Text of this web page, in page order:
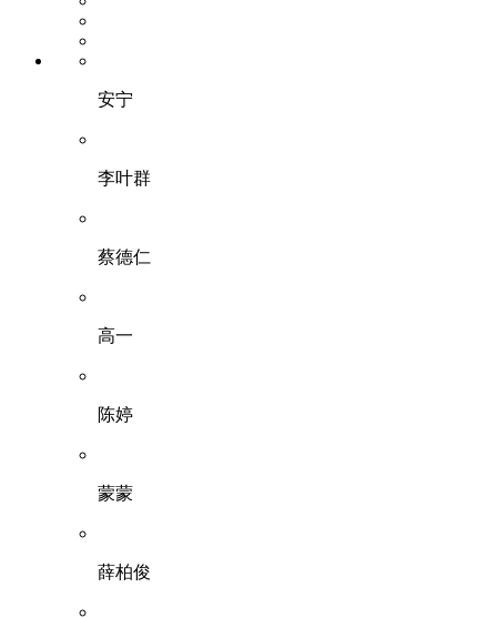
安宁
李叶群
蔡德仁
高一
陈婷
蒙蒙
薛柏俊